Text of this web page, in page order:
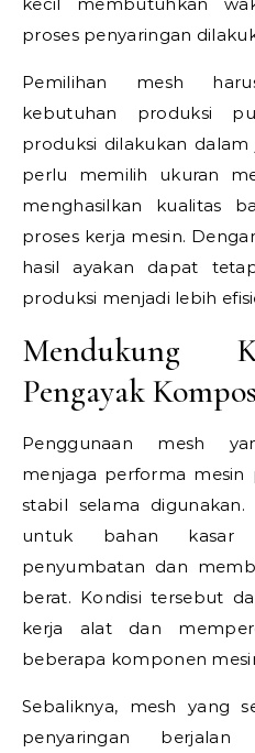
proses penyaringan
Pemilihan mesh
kebutuhan produksi
produksi dilakukan
perlu memilih ukuran
menghasilkan kualitas
proses kerja mesin.
hasil ayakan dapat
produksi menjadi lebih
Mendukung
Pengayak Kompos
Penggunaan mesh
menjaga performa
stabil selama
untuk bahan kasar
penyumbatan dan
berat. Kondisi tersebut
kerja alat dan
beberapa komponen
Sebaliknya, mesh yang
penyaringan